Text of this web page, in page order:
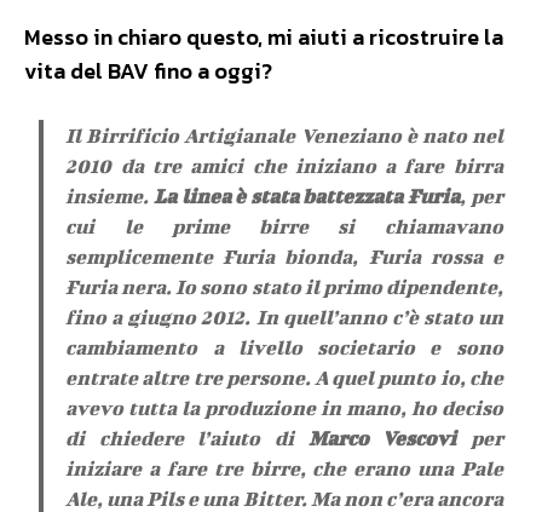
Messo in chiaro questo, mi aiuti a ricostruire la
vita del BAV fino a oggi?
Il Birrificio Artigianale Veneziano è nato nel
2010 da tre amici che iniziano a fare birra
insieme. La linea è stata battezzata Furia, per
cui le prime birre si chiamavano
semplicemente Furia bionda, Furia rossa e
Furia nera. Io sono stato il primo dipendente,
fino a giugno 2012. In quell’anno c’è stato un
cambiamento a livello societario e sono
entrate altre tre persone. A quel punto io, che
avevo tutta la produzione in mano, ho deciso
di chiedere l’aiuto di Marco Vescoviper
iniziare a fare tre birre, che erano una Pale
Ale, una Pils e una Bitter. Ma non c’era ancora